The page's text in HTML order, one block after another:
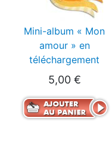
Mini-album « Mon
amour » en
téléchargement
5,00 €